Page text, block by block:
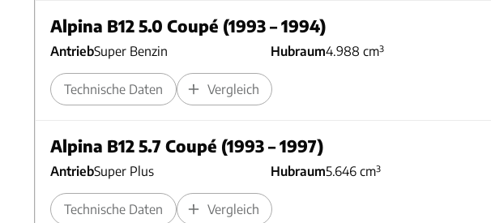
Alpina B12 5.0 Coupé (1993 – 1994)
AntriebSuper Benzin Hubraum4.988 cm³
Technische Daten Vergleich
Alpina B12 5.7 Coupé (1993 – 1997)
AntriebSuper Plus Hubraum5.646 cm³
Technische Daten Vergleich